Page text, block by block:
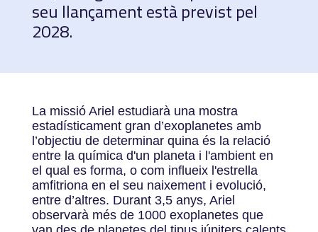
seu llançament està previst pel
2028.
La missió Ariel estudiarà una mostra
estadísticament gran d’exoplanetes amb
l’objectiu de determinar quina és la relació
entre la química d'un planeta i l'ambient en
el qual es forma, o com influeix l'estrella
amfitriona en el seu naixement i evolució,
entre d’altres. Durant 3,5 anys, Ariel
observarà més de 1000 exoplanetes que